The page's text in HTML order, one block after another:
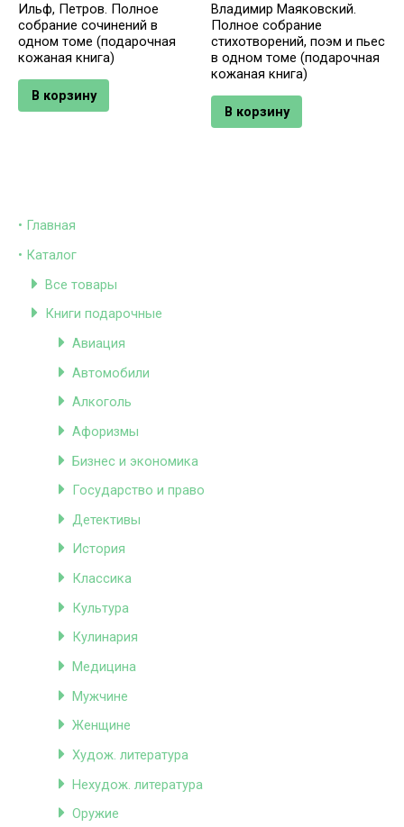
• Главная
• Каталог
Все товары
Книги подарочные
Авиация
Автомобили
Алкоголь
Афоризмы
Бизнес и экономика
Государство и право
Детективы
История
Классика
Культура
Кулинария
Медицина
Мужчине
Женщине
Худож. литература
Нехудож. литература
Оружие
Ильф, Петров. Полное
собрание сочинений в
одном томе (подарочная
кожаная книга)
В корзину
Владимир Маяковский.
Полное собрание
стихотворений, поэм и пьес
в одном томе (подарочная
кожаная книга)
В корзину